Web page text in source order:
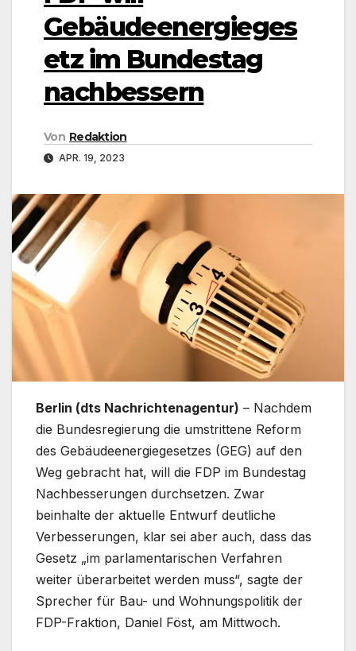
Gebäudeenergieges
etz im Bundestag
nachbessern
Von Redaktion
APR. 19, 2023
Berlin (dts Nachrichtenagentur) – Nachdem
die Bundesregierung die umstrittene Reform
des Gebäudeenergiegesetzes (GEG) auf den
Weg gebracht hat, will die FDP im Bundestag
Nachbesserungen durchsetzen. Zwar
beinhalte der aktuelle Entwurf deutliche
Verbesserungen, klar sei aber auch, dass das
Gesetz „im parlamentarischen Verfahren
weiter überarbeitet werden muss“, sagte der
Sprecher für Bau- und Wohnungspolitik der
FDP-Fraktion, Daniel Föst, am Mittwoch.